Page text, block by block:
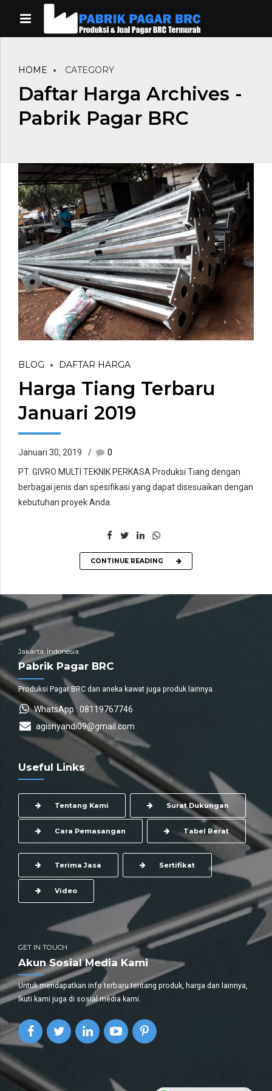
HOME CATEGORY
Daftar Harga Archives -
Pabrik Pagar BRC
BLOG DAFTAR HARGA
Harga Tiang Terbaru
Januari 2019
Januari 30, 2019
0
PT. GIVRO MULTI TEKNIK PERKASA Produksi Tiang dengan
berbagai jenis dan spesifikasi yang dapat disesuaikan dengan
kebutuhan proyek Anda.
CONTINUE READING
Jakarta, Indonesia.
Pabrik Pagar BRC
Produksi Pagar BRC dan aneka kawat juga produk lainnya.
WhatsApp : 08119767746
agisriyandi09@gmail.com
Useful Links
Tentang Kami Surat Dukungan
Cara Pemasangan Tabel Berat
Terima Jasa Sertifikat
Video
GET IN TOUCH
Akun Sosial Media Kami
Untuk mendapatkan info terbaru tentang produk, harga dan lainnya,
Ikuti kami juga di sosial media kami.